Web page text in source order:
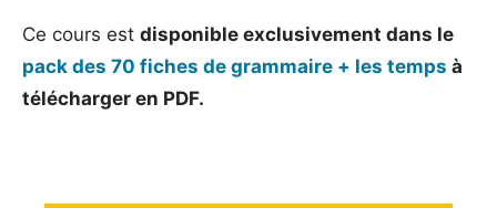
Ce cours est disponible exclusivement dans le
pack des 70 fiches de grammaire + les temps à
télécharger en PDF.